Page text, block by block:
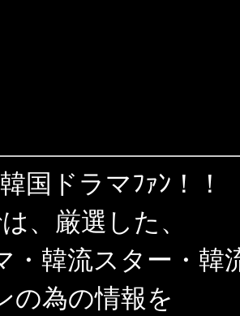
国ドラマﾌｧﾝ！！
、厳選した、
・韓流スター・韓
の為の情報を